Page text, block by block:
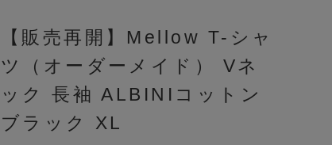
【販売再開】Mellow T-シャ
ツ（オーダーメイド） Vネ
ック 長袖 ALBINIコットン
ブラック XL